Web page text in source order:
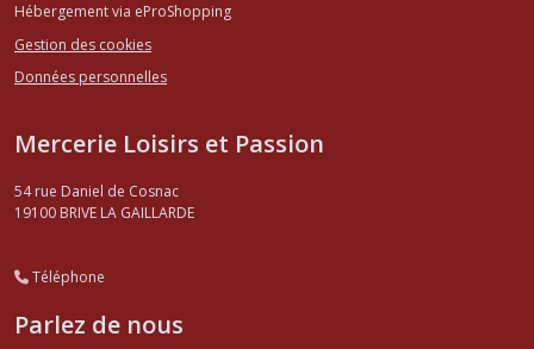
Hébergement via eProShopping
Gestion des cookies
Données personnelles
Mercerie Loisirs et Passion
54 rue Daniel de Cosnac
19100 BRIVE LA GAILLARDE
Téléphone
Parlez de nous